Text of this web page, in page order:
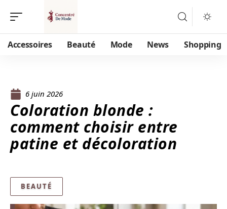
Accessoires Beauté Mode News Shopping
6 juin 2026
Coloration blonde :
comment choisir entre
patine et décoloration
BEAUTÉ